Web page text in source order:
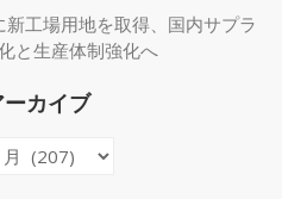
工場用地を取得、国内サプラ
と生産体制強化へ
ーカイブ